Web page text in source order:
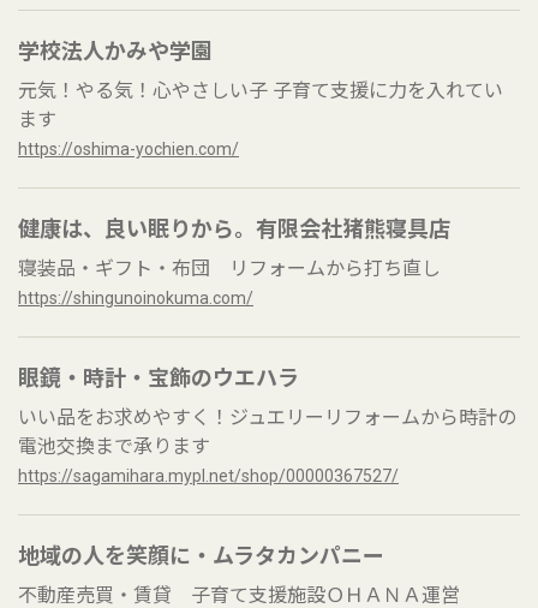
学校法人かみや学園
元気！やる気！心やさしい子 子育て支援に力を入れてい
ます
https://oshima-yochien.com/
健康は、良い眠りから。有限会社猪熊寝具店
寝装品・ギフト・布団 リフォームから打ち直し
https://shingunoinokuma.com/
眼鏡・時計・宝飾のウエハラ
いい品をお求めやすく！ジュエリーリフォームから時計の
電池交換まで承ります
https://sagamihara.mypl.net/shop/00000367527/
地域の人を笑顔に・ムラタカンパニー
不動産売買・賃貸 子育て支援施設ＯＨＡＮＡ運営